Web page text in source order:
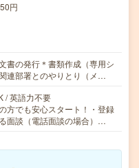
円
書の発行＊書類作成（専用シ
連部署とのやりとり（メ…
/ 英語力不要
方でも安心スタート！・登録
面談（電話面談の場合）…